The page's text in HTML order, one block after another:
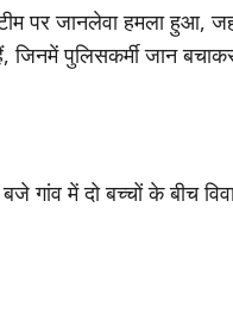
पर जानलेवा हमला हुआ,
जिनमें पुलिसकर्मी जान
में दो बच्चों के बीच